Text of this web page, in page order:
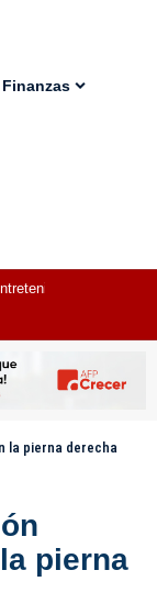
Finanzas
la pierna derecha
pierna